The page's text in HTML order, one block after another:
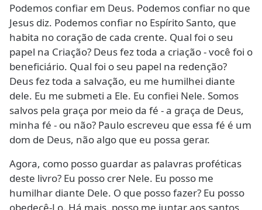
Podemos confiar em Deus. Podemos confiar no que
Jesus diz. Podemos confiar no Espírito Santo, que
habita no coração de cada crente. Qual foi o seu
papel na Criação? Deus fez toda a criação - você foi o
beneficiário. Qual foi o seu papel na redenção?
Deus fez toda a salvação, eu me humilhei diante
dele. Eu me submeti a Ele. Eu confiei Nele. Somos
salvos pela graça por meio da fé - a graça de Deus,
minha fé - ou não? Paulo escreveu que essa fé é um
dom de Deus, não algo que eu possa gerar.
Agora, como posso guardar as palavras proféticas
deste livro? Eu posso crer Nele. Eu posso me
humilhar diante Dele. O que posso fazer? Eu posso
obedecê-Lo. Há mais, posso me juntar aos santos